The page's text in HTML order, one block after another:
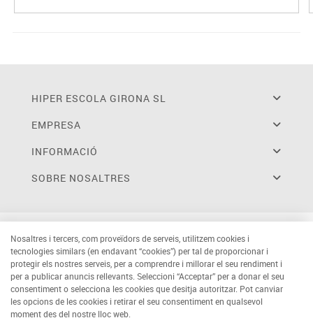
HIPER ESCOLA GIRONA SL
EMPRESA
INFORMACIÓ
SOBRE NOSALTRES
Nosaltres i tercers, com proveïdors de serveis, utilitzem cookies i
tecnologies similars (en endavant “cookies”) per tal de proporcionar i
protegir els nostres serveis, per a comprendre i millorar el seu rendiment i
per a publicar anuncis rellevants. Seleccioni “Acceptar” per a donar el seu
consentiment o selecciona les cookies que desitja autoritzar. Pot canviar
les opcions de les cookies i retirar el seu consentiment en qualsevol
moment des del nostre lloc web.